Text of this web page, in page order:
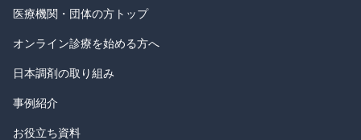
医療機関・団体の方トップ
オンライン診療を始める方へ
日本調剤の取り組み
事例紹介
お役立ち資料